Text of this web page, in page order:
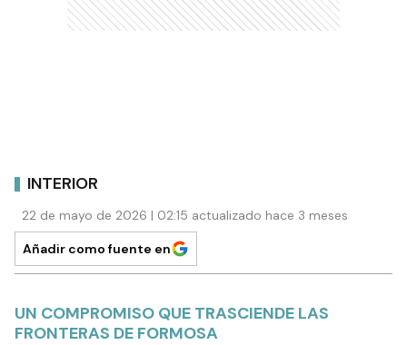
INTERIOR
22 de mayo de 2026 | 02:15 actualizado hace 3 meses
Añadir como fuente en
UN COMPROMISO QUE TRASCIENDE LAS
FRONTERAS DE FORMOSA